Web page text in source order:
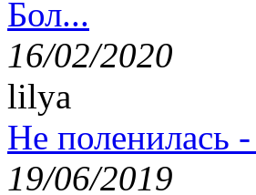
Бол...
16/02/2020
lilya
Не поленилась
19/06/2019